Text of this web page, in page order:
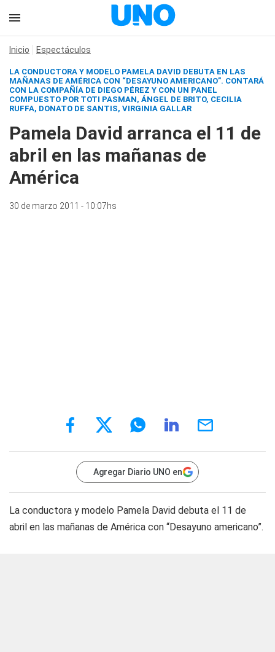
Inicio Espectáculos
LA CONDUCTORA Y MODELO PAMELA DAVID DEBUTA EN LAS
MAÑANAS DE AMÉRICA CON “DESAYUNO AMERICANO”. CONTARÁ
CON LA COMPAÑÍA DE DIEGO PÉREZ Y CON UN PANEL
COMPUESTO POR TOTI PASMAN, ÁNGEL DE BRITO, CECILIA
RUFFA, DONATO DE SANTIS, VIRGINIA GALLAR
Pamela David arranca el 11 de
abril en las mañanas de
América
30 de marzo 2011 - 10:07hs
Agregar Diario UNO en
La conductora y modelo Pamela David debuta el 11 de
abril en las mañanas de América con “Desayuno americano”.